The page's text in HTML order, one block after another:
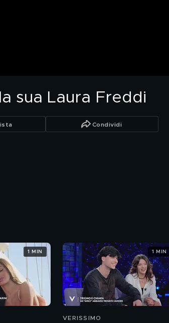
sua Laura Freddi
Condividi
1 MIN
VERISSIMO
1 MIN